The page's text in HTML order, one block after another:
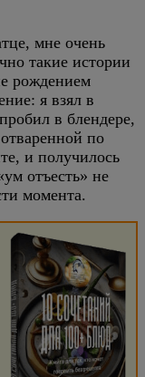
мне очень
такие истории
рождением
я взял в
в блендере,
по
и получилось
отъесть» не
момента.